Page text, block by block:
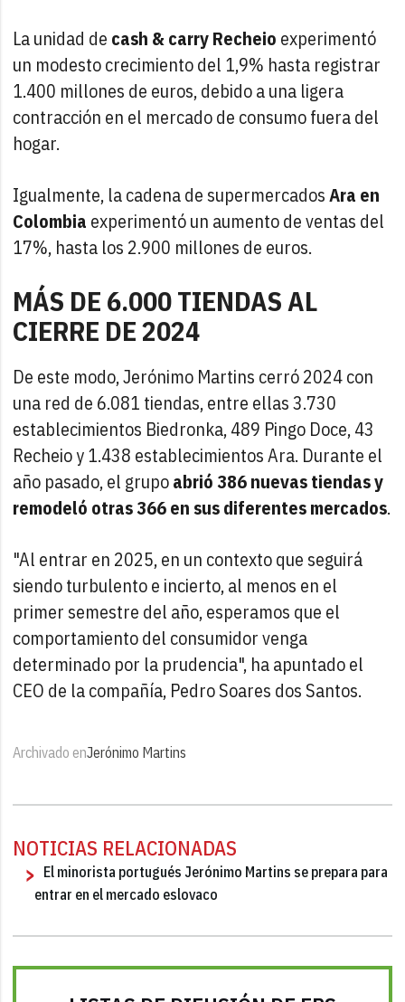
La unidad de cash & carry Recheio experimentó
un modesto crecimiento del 1,9% hasta registrar
1.400 millones de euros, debido a una ligera
contracción en el mercado de consumo fuera del
hogar.
Igualmente, la cadena de supermercadosAra en
Colombia experimentó un aumento de ventas del
17%, hasta los 2.900 millones de euros.
MÁS DE 6.000 TIENDAS AL
CIERRE DE 2024
De este modo, Jerónimo Martins cerró 2024 con
una red de 6.081 tiendas, entre ellas 3.730
establecimientos Biedronka, 489 Pingo Doce, 43
Recheio y 1.438 establecimientos Ara. Durante el
año pasado, el grupoabrió 386 nuevas tiendas y
remodeló otras 366 en sus diferentes mercados.
"Al entrar en 2025, en un contexto que seguirá
siendo turbulento e incierto, al menos en el
primer semestre del año, esperamos que el
comportamiento del consumidor venga
determinado por la prudencia", ha apuntado el
CEO de la compañía, Pedro Soares dos Santos.
Archivado enJerónimo Martins
NOTICIAS RELACIONADAS
El minorista portugués Jerónimo Martins se prepara para
entrar en el mercado eslovaco